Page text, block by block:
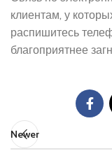
клиентам, у
распишитесь
благоприятнее
Newer